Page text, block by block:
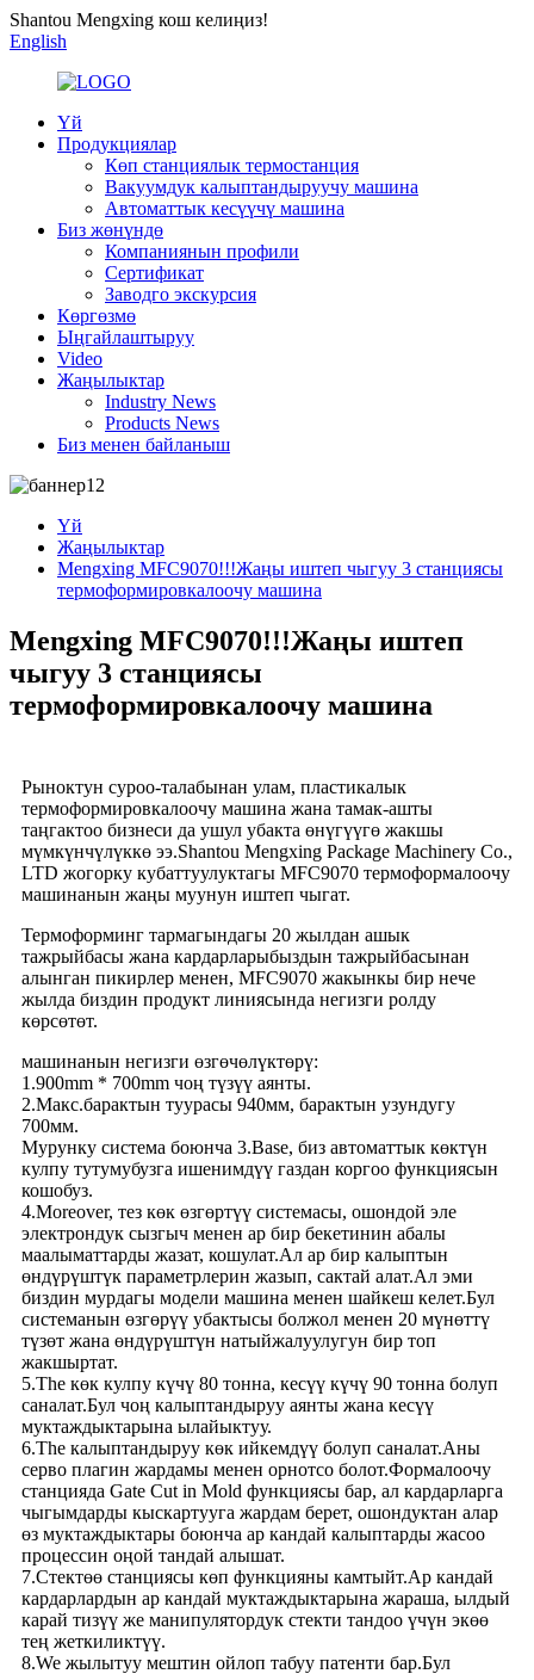
Shantou Mengxing кош келиңиз!
English
Үй
Продукциялар
Көп станциялык термостанция
Вакуумдук калыптандыруучу машина
Автоматтык кесүүчү машина
Биз жөнүндө
Компаниянын профили
Сертификат
Заводго экскурсия
Көргөзмө
Ыңгайлаштыруу
Video
Жаңылыктар
Industry News
Products News
Биз менен байланыш
Үй
Жаңылыктар
Mengxing MFC9070!!!Жаңы иштеп чыгуу 3 станциясы
термоформировкалоочу машина
Mengxing MFC9070!!!Жаңы иштеп
чыгуу 3 станциясы
термоформировкалоочу машина
Рыноктун суроо-талабынан улам, пластикалык
термоформировкалоочу машина жана тамак-ашты
таңгактоо бизнеси да ушул убакта өнүгүүгө жакшы
мүмкүнчүлүккө ээ.Shantou Mengxing Package Machinery Co.,
LTD жогорку кубаттуулуктагы MFC9070 термоформалоочу
машинанын жаңы муунун иштеп чыгат.
Термоформинг тармагындагы 20 жылдан ашык
тажрыйбасы жана кардарларыбыздын тажрыйбасынан
алынган пикирлер менен, MFC9070 жакынкы бир нече
жылда биздин продукт линиясында негизги ролду
көрсөтөт.
машинанын негизги өзгөчөлүктөрү:
1.900mm * 700mm чоң түзүү аянты.
2.Макс.барактын туурасы 940мм, барактын узундугу
700мм.
Мурунку система боюнча 3.Base, биз автоматтык көктүн
кулпу тутумубузга ишенимдүү газдан коргоо функциясын
кошобуз.
4.Moreover, тез көк өзгөртүү системасы, ошондой эле
электрондук сызгыч менен ар бир бекетинин абалы
маалыматтарды жазат, кошулат.Ал ар бир калыптын
өндүрүштүк параметрлерин жазып, сактай алат.Ал эми
биздин мурдагы модели машина менен шайкеш келет.Бул
системанын өзгөрүү убактысы болжол менен 20 мүнөттү
түзөт жана өндүрүштүн натыйжалуулугун бир топ
жакшыртат.
5.The көк кулпу күчү 80 тонна, кесүү күчү 90 тонна болуп
саналат.Бул чоң калыптандыруу аянты жана кесүү
муктаждыктарына ылайыктуу.
6.The калыптандыруу көк ийкемдүү болуп саналат.Аны
серво плагин жардамы менен орнотсо болот.Формалоочу
станцияда Gate Cut in Mold функциясы бар, ал кардарларга
чыгымдарды кыскартууга жардам берет, ошондуктан алар
өз муктаждыктары боюнча ар кандай калыптарды жасоо
процессин оңой тандай алышат.
7.Стектөө станциясы көп функцияны камтыйт.Ар кандай
кардарлардын ар кандай муктаждыктарына жараша, ылдый
карай тизүү же манипулятордук стекти тандоо үчүн экөө
тең жеткиликтүү.
8.We жылытуу мештин ойлоп табуу патенти бар.Бул